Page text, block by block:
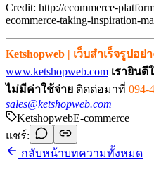
Credit: http://ecommerce-
ecommerce-taking-inspiration-
Ketshopweb | เว็บสำเร็จรูปอ
www.ketshopweb.com เรายินดี
ไม่มีค่าใช้จ่าย ติดต่อมาที่ 094-
sales@ketshopweb.com
KetshopwebE-commerce
แชร์:
กลับหน้าบทความทั้งหมด